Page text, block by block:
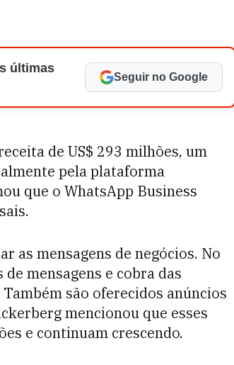
últimas
Seguir no Google
de US$ 293 milhões, um
pela plataforma
que o WhatsApp Business
as mensagens de negócios. No
mensagens e cobra das
são oferecidos anúncios
mencionou que esses
e continuam crescendo.